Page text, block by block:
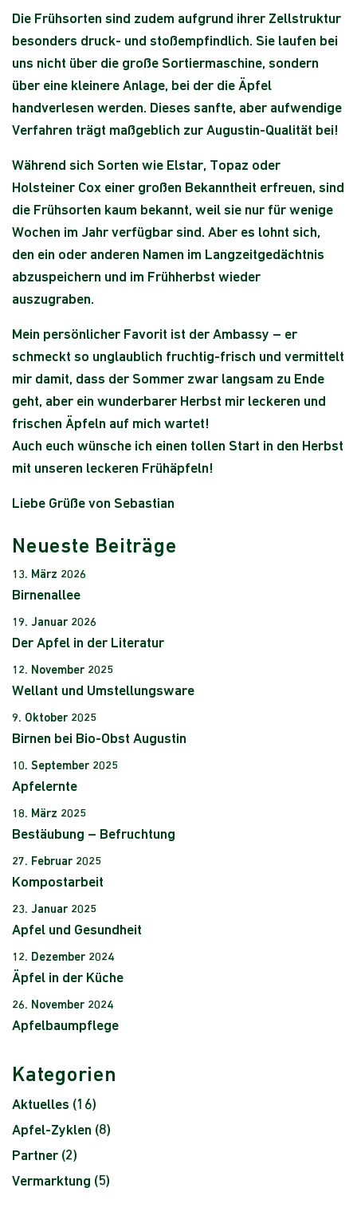
Die Frühsorten sind zudem aufgrund ihrer Zellstruktur
besonders druck- und stoßempfindlich. Sie laufen bei
uns nicht über die große Sortiermaschine, sondern
über eine kleinere Anlage, bei der die Äpfel
handverlesen werden. Dieses sanfte, aber aufwendige
Verfahren trägt maßgeblich zur Augustin-Qualität bei!
Während sich Sorten wie Elstar, Topaz oder
Holsteiner Cox einer großen Bekanntheit erfreuen, sind
die Frühsorten kaum bekannt, weil sie nur für wenige
Wochen im Jahr verfügbar sind. Aber es lohnt sich,
den ein oder anderen Namen im Langzeitgedächtnis
abzuspeichern und im Frühherbst wieder
auszugraben.
Mein persönlicher Favorit ist der Ambassy – er
schmeckt so unglaublich fruchtig-frisch und vermittelt
mir damit, dass der Sommer zwar langsam zu Ende
geht, aber ein wunderbarer Herbst mir leckeren und
frischen Äpfeln auf mich wartet!
Auch euch wünsche ich einen tollen Start in den Herbst
mit unseren leckeren Frühäpfeln!
Liebe Grüße von Sebastian
Neueste Beiträge
13. März 2026
Birnenallee
19. Januar 2026
Der Apfel in der Literatur
12. November 2025
Wellant und Umstellungsware
9. Oktober 2025
Birnen bei Bio-Obst Augustin
10. September 2025
Apfelernte
18. März 2025
Bestäubung – Befruchtung
27. Februar 2025
Kompostarbeit
23. Januar 2025
Apfel und Gesundheit
12. Dezember 2024
Äpfel in der Küche
26. November 2024
Apfelbaumpflege
Kategorien
Aktuelles (16)
Apfel-Zyklen (8)
Partner (2)
Vermarktung (5)